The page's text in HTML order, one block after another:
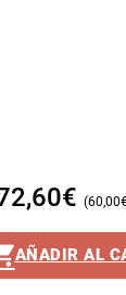
€ 60,00
AÑADIR AL